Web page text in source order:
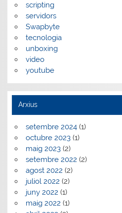
scripting
servidors
Swapbyte
tecnologia
unboxing
video
youtube
Arxius
setembre 2024(1)
octubre 2023(1)
maig 2023(2)
setembre 2022 (2)
agost 2022 (2)
juliol 2022 (2)
juny 2022 (1)
maig 2022 (1)